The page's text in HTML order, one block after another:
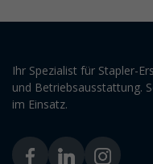
Ihr Spezialist für Stapler-
und Betriebsausstattung.
im Einsatz.